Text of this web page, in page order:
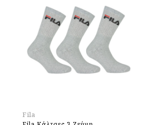
Fila